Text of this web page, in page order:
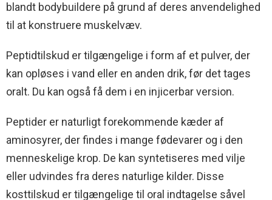
blandt bodybuildere på grund af deres anvendelighed
til at konstruere muskelvæv.
Peptidtilskud er tilgængelige i form af et pulver, der
kan opløses i vand eller en anden drik, før det tages
oralt. Du kan også få dem i en injicerbar version.
Peptider er naturligt forekommende kæder af
aminosyrer, der findes i mange fødevarer og i den
menneskelige krop. De kan syntetiseres med vilje
eller udvindes fra deres naturlige kilder. Disse
kosttilskud er tilgængelige til oral indtagelse såvel